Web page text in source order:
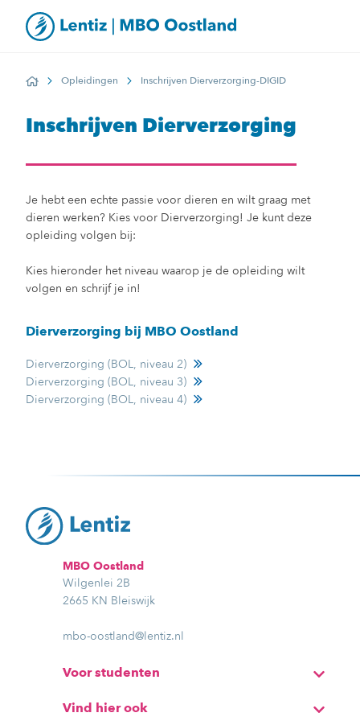
HomeOpleidingen Inschrijven Dierverzorging-DIGID
Inschrijven Dierverzorging
Je hebt een echte passie voor dieren en wilt graag met
dieren werken? Kies voor Dierverzorging! Je kunt deze
opleiding volgen bij:
Kies hieronder het niveau waarop je de opleiding wilt
volgen en schrijf je in!
Dierverzorging bij MBO Oostland
Dierverzorging (BOL, niveau 2)
Dierverzorging (BOL, niveau 3)
Dierverzorging (BOL, niveau 4)
MBO Oostland
Wilgenlei 2B
2665 KN Bleiswijk
mbo-oostland@lentiz.nl
Voor studenten
Vind hier ook